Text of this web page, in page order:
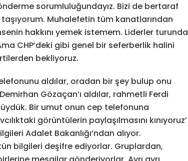
sorumluluğundayız. Bizi de bertaraf
Muhalefetin tüm kanatlarından
hakkını yemek istemem. Liderler turunda
CHP’deki gibi genel bir seferberlik halini
bekliyoruz.
aldılar, oradan bir şey bulup onu
Gözaçan’ı aldılar, rahmetli Ferdi
Bir umut onun cep telefonuna
görüntülerin paylaşılmasını kınıyoruz’
Adalet Bakanlığı’ndan alıyor.
bilgileri deşifre ediyorlar. Gruplardan,